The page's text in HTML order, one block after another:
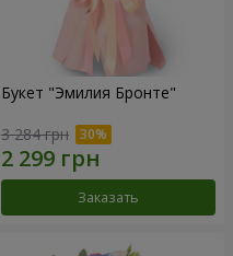
Букет "Эмилия Бронте"
3 284 грн
Заказать